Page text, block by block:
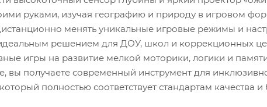
руками, изучая географию и природу в игровом
менять уникальные игровые режимы и
решением для ДОУ, школ и коррекционных
игры на развитие мелкой моторики, логики и
вы получаете современный инструмент для
полностью соответствует стандартам качества и